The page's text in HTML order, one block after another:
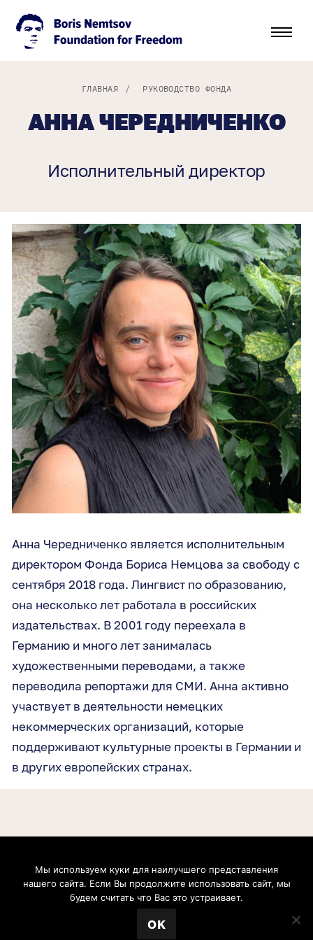
ГЛАВНАЯ / РУКОВОДСТВО ФОНДА
АННА ЧЕРЕДНИЧЕНКО
Исполнительный директор
Анна Чередниченко является исполнительным
директором Фонда Бориса Немцова за свободу с
сентября 2018 года. Лингвист по образованию,
она несколько лет работала в российских
издательствах. В 2001 году переехала в
Германию и много лет занималась
художественными переводами, а также
переводила репортажи для СМИ. Анна активно
участвует в деятельности немецких
некоммерческих организаций, которые
поддерживают культурные проекты в Германии и
в других европейских странах.
Boris Nemtsov Foundation for Freedom gGmbH. Postfach 20 09 37, 53139, Bonn, Germany.
Geschäftsführer: Zhanna Nemtsova, Anna Cherednichenko. Handelsregister: Amtsgericht
Bonn (Bonn Local Court). Registernummer: HRB 21991. Umsatzsteuer-Identifikationsnummer:
DE304695069. Inhaltlich verantwortlich: Zhanna Nemtsova, Anna Cherednichenko
Мы используем куки для наилучшего представления
нашего сайта. Если Вы продолжите использовать сайт, мы
будем считать что Вас это устраивает.
OK